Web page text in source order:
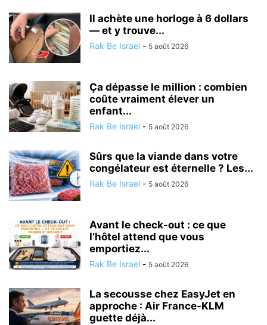
Il achète une horloge à 6 dollars
— et y trouve...
Rak Be Israel - 5 août 2026
Ça dépasse le million : combien
coûte vraiment élever un
enfant...
Rak Be Israel - 5 août 2026
Sûrs que la viande dans votre
congélateur est éternelle ? Les...
Rak Be Israel - 5 août 2026
Avant le check-out : ce que
l’hôtel attend que vous
emportiez...
Rak Be Israel - 5 août 2026
La secousse chez EasyJet en
approche : Air France-KLM
guette déjà...